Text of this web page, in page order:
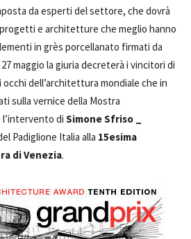
da esperti del settore, che dovrà
e architetture che meglio hanno
in grès porcellanato firmati da
27 maggio la giuria decreterà i vincitori di
dell’architettura mondiale che in
sulla vernice della Mostra
di Simone Sfriso _
Padiglione Italia alla 15esima
di Venezia.